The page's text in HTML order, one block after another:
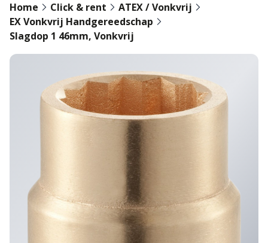
Home Click & rent
ATEX / Vonkvrij
EX Vonkvrij Handgereedschap
Slagdop 1 46mm, Vonkvrij